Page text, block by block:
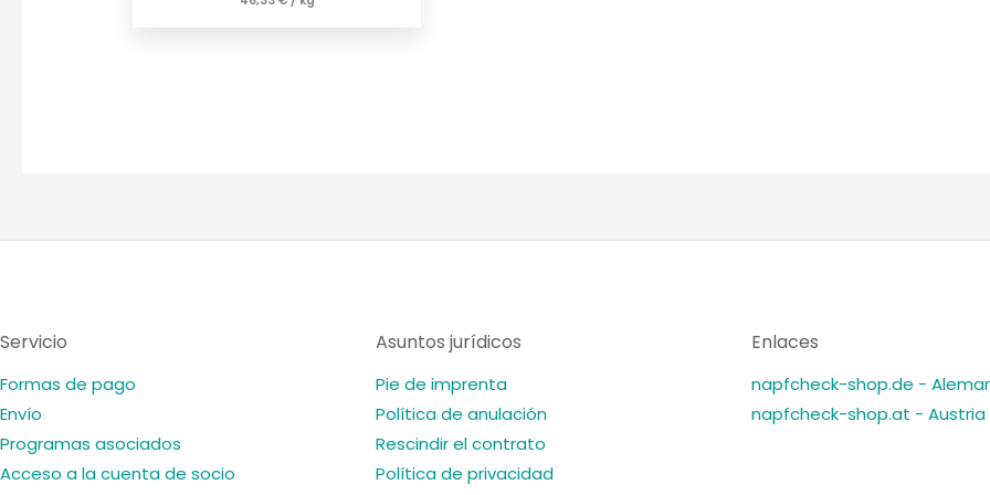
Servicio
Formas de pago
Envío
Programas asociados
Acceso a la cuenta de socio
Asuntos jurídicos
Pie de imprenta
Política de anulación
Rescindir el contrato
Política de privacidad
Enlaces
napfcheck-shop.de -
napfcheck-shop.at - Austria